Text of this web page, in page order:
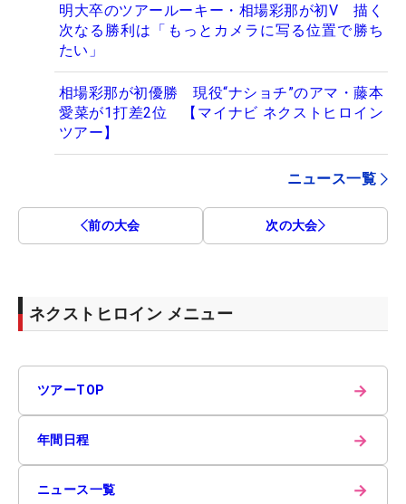
明大卒のツアールーキー・相場彩那が初V 描く
次なる勝利は「もっとカメラに写る位置で勝ち
たい」
相場彩那が初優勝 現役“ナショチ”のアマ・藤本
愛菜が1打差2位 【マイナビ ネクストヒロイン
ツアー】
ニュース一覧
前の大会 次の大会
ネクストヒロイン メニュー
ツアーTOP →
年間日程 →
ニュース一覧 →